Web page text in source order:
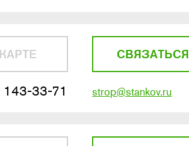
33-71 strop@stankov.ru
СВЯЗАТЬСЯ